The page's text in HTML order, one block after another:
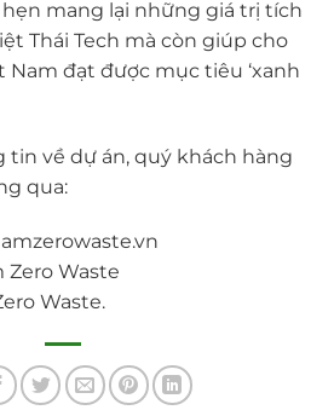
hẹn mang lại những giá trị tích
Thái Tech mà còn giúp cho
Nam đạt được mục tiêu ‘xanh
về dự án, quý khách hàng
qua:
Zero Waste
Waste.